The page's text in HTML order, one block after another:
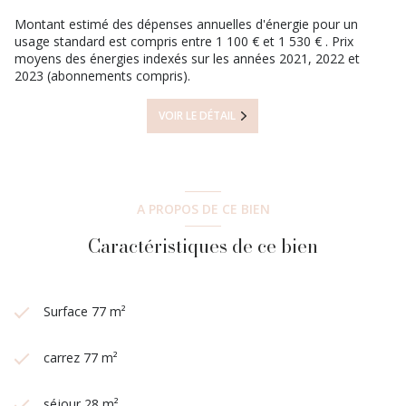
Montant estimé des dépenses annuelles d'énergie pour un
usage standard est compris entre 1 100 € et 1 530 € . Prix
moyens des énergies indexés sur les années 2021, 2022 et
2023 (abonnements compris).
VOIR LE DÉTAIL
A PROPOS DE CE BIEN
Caractéristiques de ce bien
Surface 77 m²
carrez 77 m²